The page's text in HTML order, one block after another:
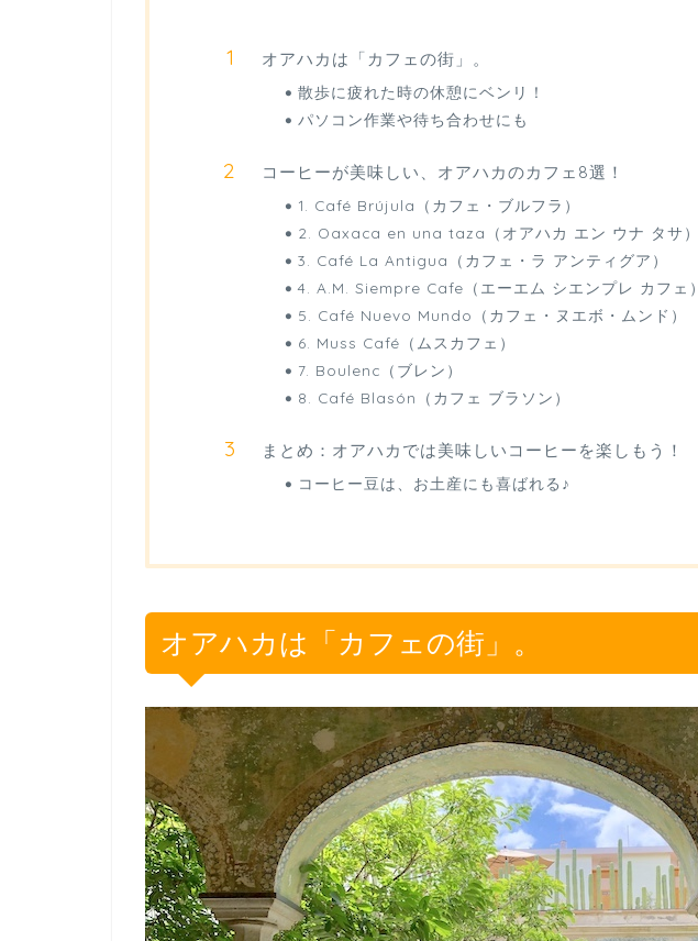
オアハカは「カフェの街」。
散歩に疲れた時の休憩にベンリ！
パソコン作業や待ち合わせにも
コーヒーが美味しい、オアハカのカフェ8選！
1. Café Brújula（カフェ・ブルフラ）
2. Oaxaca en una taza（オアハカ エン ウナ タサ）
3. Café La Antigua（カフェ・ラ アンティグア）
4. A.M. Siempre Cafe（エーエム シエンプレ カフェ）
5. Café Nuevo Mundo（カフェ・ヌエボ・ムンド）
6. Muss Café（ムスカフェ）
7. Boulenc（ブレン）
8. Café Blasón（カフェ ブラソン）
まとめ：オアハカでは美味しいコーヒーを楽しもう！
コーヒー豆は、お土産にも喜ばれる♪
オアハカは「カフェの街」。